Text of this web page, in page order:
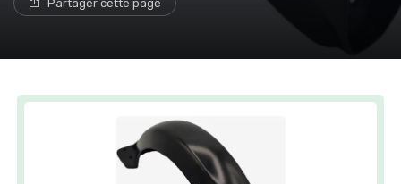
Partager cette page